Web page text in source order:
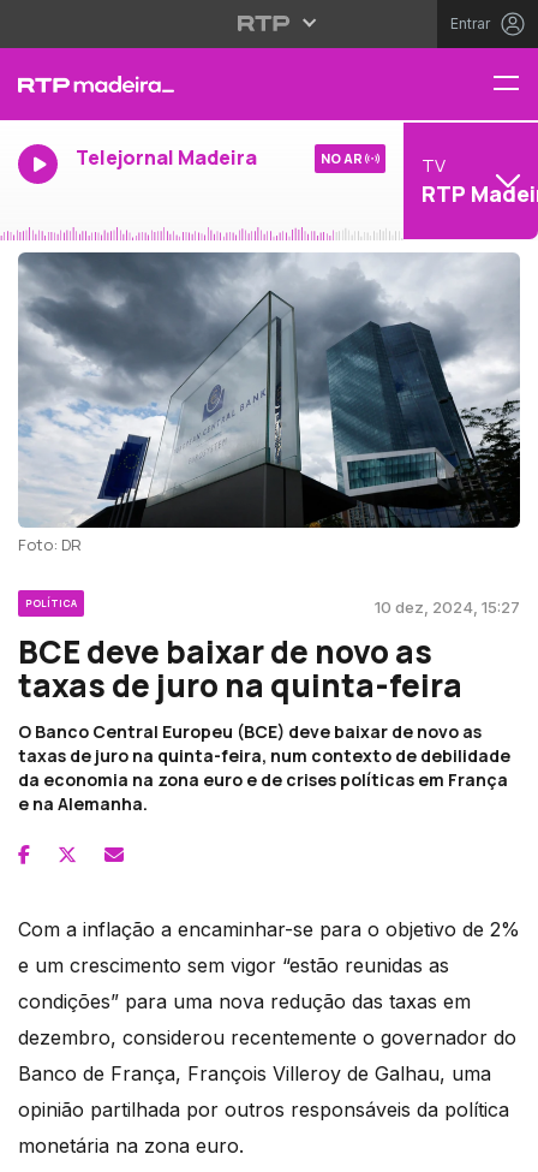
Entrar
Telejornal Madeira NO AR TV
RTP
Foto: DR
POLÍTICA 10 dez, 2024, 15:27
BCE deve baixar de novo as
taxas de juro na quinta-feira
O Banco Central Europeu (BCE) deve baixar de novo as
taxas de juro na quinta-feira, num contexto de debilidade
da economia na zona euro e de crises políticas em França
e na Alemanha.
Com a inflação a encaminhar-se para o objetivo de 2%
e um crescimento sem vigor “estão reunidas as
condições” para uma nova redução das taxas em
dezembro, considerou recentemente o governador do
Banco de França, François Villeroy de Galhau, uma
opinião partilhada por outros responsáveis da política
monetária na zona euro.